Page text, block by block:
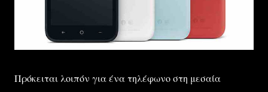
Πρόκειται λοιπόν για ένα τηλέφωνο στη μεσαία